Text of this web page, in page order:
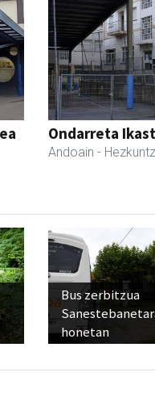
Ondarreta
Andoain -
Bus zerbitzua
honetan